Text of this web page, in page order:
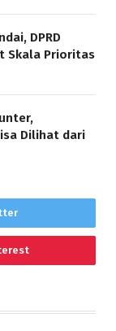
DPRD
Skala Prioritas
Dilihat dari